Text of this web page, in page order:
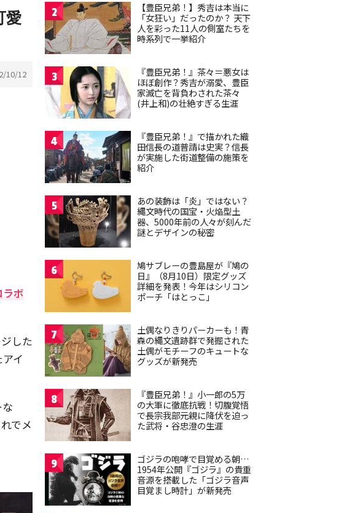
愛
10/12
ラボ
した
イ
でメ
2
【豊臣兄弟！】秀吉は本当に
「女狂い」だったのか？ 天下
人を彩った11人の側室たちを
時系列で一挙紹介
3
『豊臣兄弟！』茶々＝悪女は
ほぼ創作？秀吉が溺愛、豊臣
家滅亡を背負わされた茶々
(井上和)の壮絶すぎる生涯
4
『豊臣兄弟！』で描かれた織
田信長の道普請は史実？信長
が実施した街道整備の施策を
紹介
5
あの装飾は「炎」ではない？
縄文時代の国宝・火焔型土
器、5000年前の人々が刻んだ
謎とデザインの秘密
6
鳩サブレーの豊島屋が『鳩の
日』（8月10日）限定グッズ
詳細を発表！今年はシリコン
ポーチ「はとっこ」
7
土偶なりきりパーカーも！青
森の縄文遺跡群で発掘された
土偶がモチーフのキュートな
グッズが新発売
8
『豊臣兄弟！』小一郎の5万
の大軍に徹底抗戦！切腹覚悟
で長宗我部元親に降伏を迫っ
た武将・谷忠澄の生涯
9
ゴジラの咆哮で目覚める朝…
1954年公開『ゴジラ』の貴重
音源を搭載した「ゴジラ音声
目覚まし時計」が新発売